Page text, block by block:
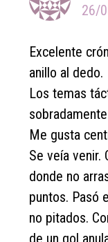
26/
Excelente
anillo al dedo.
Los temas
Me gusta
Se veía venir.
donde no
puntos. Pasó
no pitados.
de un gol